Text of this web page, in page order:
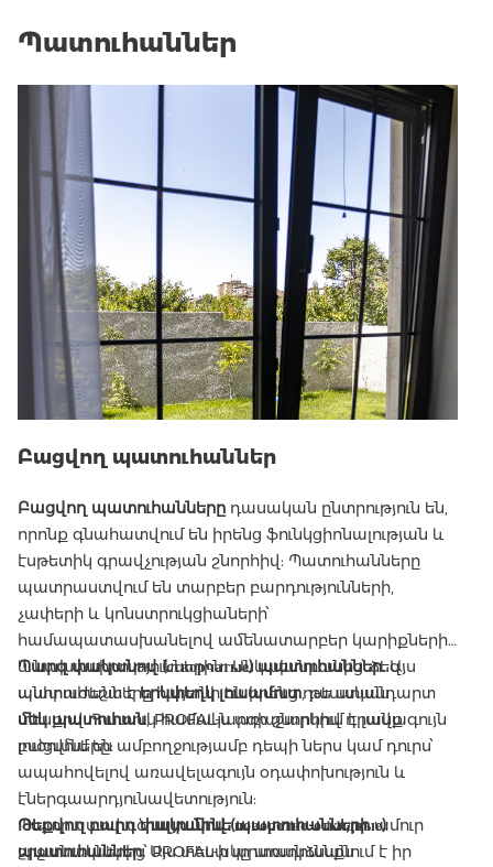
Պատուհաններ
Բացվող պատուհաններ
Բացվող պատուհաններըդասական ընտրություն են,
որոնք գնահատվում են իրենց ֆունկցիոնալության և
էսթետիկ գրավչության շնորհիվ: Պատուհանները
պատրաստվում են տարբեր բարդությունների,
չափերի և կոնստրուկցիաների՝
համապատասխանելով ամենատարբեր կարիքներին
և նախասիրություններին։ Անկախ նրանից՝ ձեզ
անհրաժեշտ էերկփեղկ լուսամուտ, թե ստանդարտ
մեկ պատուհան, PROFAL-ն առաջարկում է լավագույն
լուծումները:
Պարզ փականով (створчатые) պատուհաններ.Այս
պատուհանները հայտնի են իրենց դասական
տեսքով: Հատուկ համակարգի շնորհիվ դրանք
բացվում են ամբողջությամբ դեպի ներս կամ դուրս՝
ապահովելով առավելագույն օդափոխություն և
էներգաարդյունավետություն:
Թեքվող բարդ փականով (поворотно-откидные)
պատուհաններ.Այս տեսակը առանձնանում է իր
Պատրաստվածալյումինե պատուհաններիամուր
շրջանակներից՝ PROFAL-ի արտադրանքն